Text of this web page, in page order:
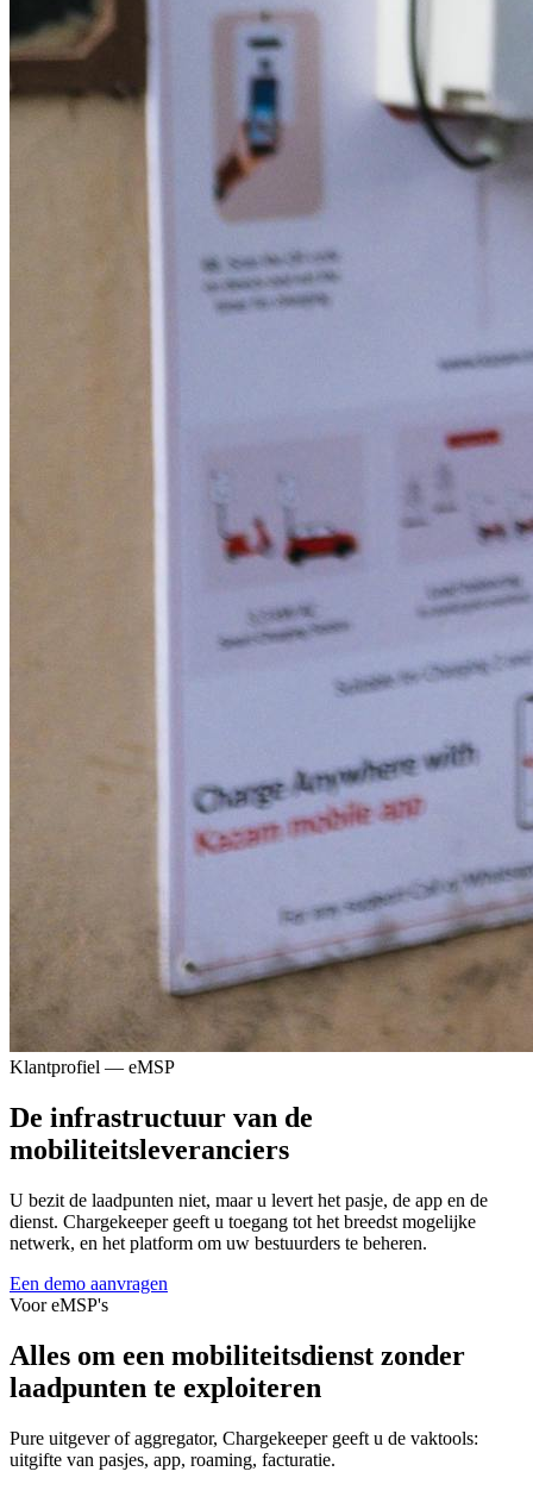
Klantprofiel — eMSP
De infrastructuur van de
mobiliteitsleveranciers
U bezit de laadpunten niet, maar u levert het pasje, de app en de
dienst. Chargekeeper geeft u toegang tot het breedst mogelijke
netwerk, en het platform om uw bestuurders te beheren.
Een demo aanvragen
Voor eMSP's
Alles om een mobiliteitsdienst zonder
laadpunten te exploiteren
Pure uitgever of aggregator, Chargekeeper geeft u de vaktools:
uitgifte van pasjes, app, roaming, facturatie.